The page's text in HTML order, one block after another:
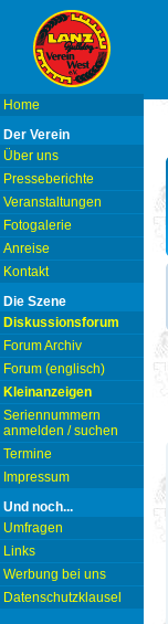
Home
Der Verein
Über uns
Presseberichte
Veranstaltungen
Fotogalerie
Anreise
Kontakt
Die Szene
Diskussionsforum
Forum Archiv
Forum (englisch)
Kleinanzeigen
Seriennummern
anmelden / suchen
Termine
Impressum
Und noch...
Umfragen
Links
Werbung bei uns
Datenschutzklausel